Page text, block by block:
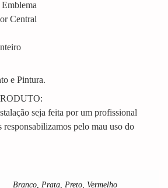
Central
e Pintura.
seja feita por um profissional
responsabilizamos pelo mau uso do
Branco, Prata, Preto, Vermelho